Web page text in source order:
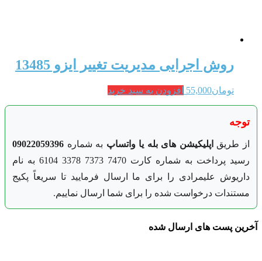
روش اجرایی مدیریت تغییر ایزو 13485
تومان55,000 افزودن به سبد خرید
توجه
از طریق اپلیکیشن های بله یا واتساپ به شماره 09022059396
رسید پرداخت به شماره کارت 7470 7373 3378 6104 به نام
داریوش علیمرادی را برای ما ارسال فرمایید تا سریعاً پکیج
مستندات درخواست شده را برای شما ارسال نماییم.
آخرین پست های ارسال شده